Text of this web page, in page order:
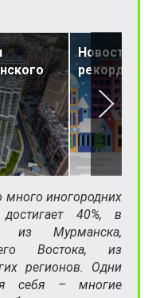
рекорды
много иногородних
40%, в
из Мурманска,
Востока, из
регионов. Одни
себя – многие